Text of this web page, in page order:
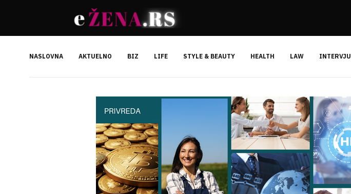
NASLOVNA AKTUELNO BIZ LIFE STYLE & BEAUTY HEALTH LAW INTERVJU